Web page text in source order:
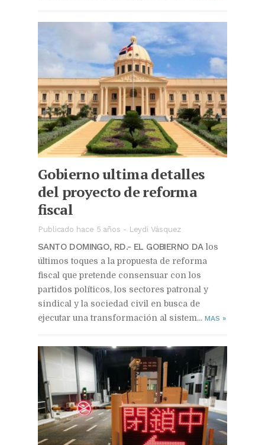
Gobierno ultima detalles
del proyecto de reforma
fiscal
Publicado hace 5 años - Leydi Vásquez
SANTO DOMINGO, RD.- EL GOBIERNO DA los
últimos toques a la propuesta de reforma
fiscal que pretende consensuar con los
partidos políticos, los sectores patronal y
sindical y la sociedad civil en busca de
ejecutar una transformación al sistem... MAS »